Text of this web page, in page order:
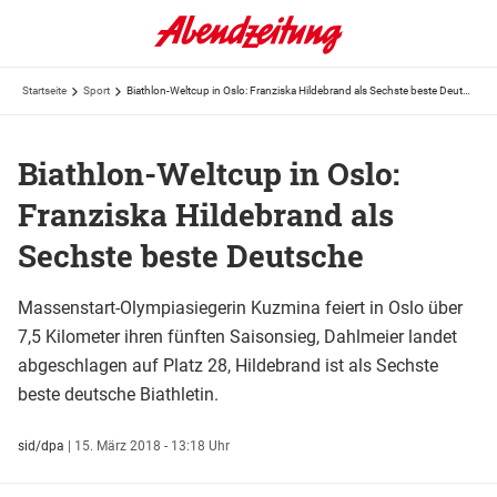
Startseite Sport
Biathlon-Weltcup in Oslo:
Franziska Hildebrand als
Sechste beste Deutsche
Massenstart-Olympiasiegerin Kuzmina feiert in Oslo über
7,5 Kilometer ihren fünften Saisonsieg, Dahlmeier landet
abgeschlagen auf Platz 28, Hildebrand ist als Sechste
beste deutsche Biathletin.
sid/dpa | 15. März 2018 - 13:18 Uhr